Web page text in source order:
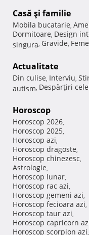
Casă şi familie
Mobila bucatarie,
Dormitoare, Design
singura, Gravide,
Actualitate
Din culise, Interviu,
autism, Despărţiri
Horoscop
Horoscop 2026,
Horoscop 2025,
Horoscop azi,
Horoscop dragoste,
Horoscop chinezesc,
Astrologie,
Horoscop lunar,
Horoscop rac azi,
Horoscop gemeni azi,
Horoscop fecioara azi,
Horoscop taur azi,
Horoscop capricorn
Horoscop scorpion azi,